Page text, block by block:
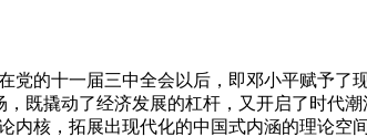
的十一届三中全会以后，即邓小平赋予了
既撬动了经济发展的杠杆，又开启了时代
核，拓展出现代化的中国式内涵的理论空